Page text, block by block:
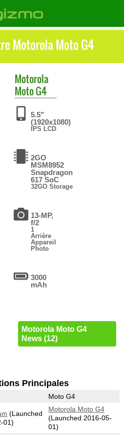
Motorola Moto G4
Motorola
Moto G4
5.5"
(1920x1080)
IPS LCD
2GO
MSM8952
Snapdragon
617 SoC
32GO Storage
13-MP,
f/2
1
Arrière
Appareil
Photo
3000
mAh
Motorola Moto G4
News (12)
Principales
Moto G4
(Launched
01)
Motorola Moto G4
(Launched 2016-05-
01)